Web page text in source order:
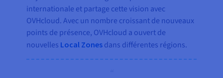
internationale et partage cette vision avec
OVHcloud. Avec un nombre croissant de nouveaux
points de présence, OVHcloud a ouvert de
nouvelles Local Zones dans différentes régions.